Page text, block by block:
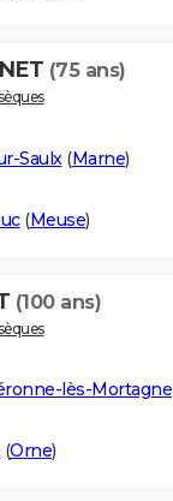
(75 ans)
Saulx (Marne)
(Meuse)
(100 ans)
lès-Mortagne
(Orne)